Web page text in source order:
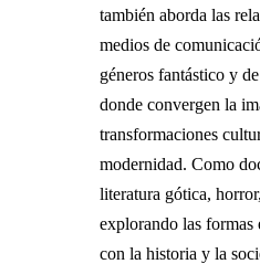
también aborda las
medios de
géneros fantástico y
donde convergen la
transformaciones
modernidad. Como
literatura gótica,
explorando las formas
con la historia y la